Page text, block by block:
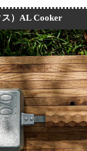
ス）AL Cooker